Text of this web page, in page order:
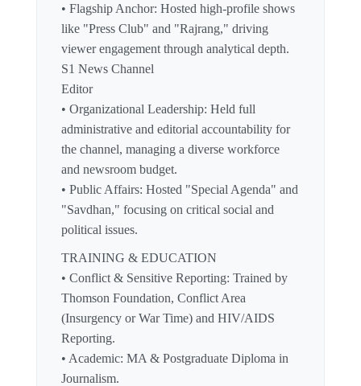
• Flagship Anchor: Hosted high-profile shows
like "Press Club" and "Rajrang," driving
viewer engagement through analytical depth.
S1 News Channel
Editor
• Organizational Leadership: Held full
administrative and editorial accountability for
the channel, managing a diverse workforce
and newsroom budget.
• Public Affairs: Hosted "Special Agenda" and
"Savdhan," focusing on critical social and
political issues.
TRAINING & EDUCATION
• Conflict & Sensitive Reporting: Trained by
Thomson Foundation, Conflict Area
(Insurgency or War Time) and HIV/AIDS
Reporting.
• Academic: MA & Postgraduate Diploma in
Journalism.